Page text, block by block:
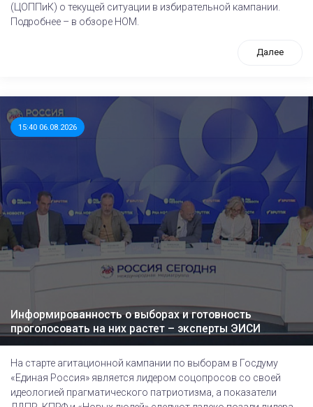
(ЦОППиК) о текущей ситуации в избирательной кампании.
Подробнее – в обзоре НОМ.
Далее
15:40 06.08.2026
Информированность о выборах и готовность
проголосовать на них растет – эксперты ЭИСИ
На старте агитационной кампании по выборам в Госдуму
«Единая Россия» является лидером соцопросов со своей
идеологией прагматического патриотизма, а показатели